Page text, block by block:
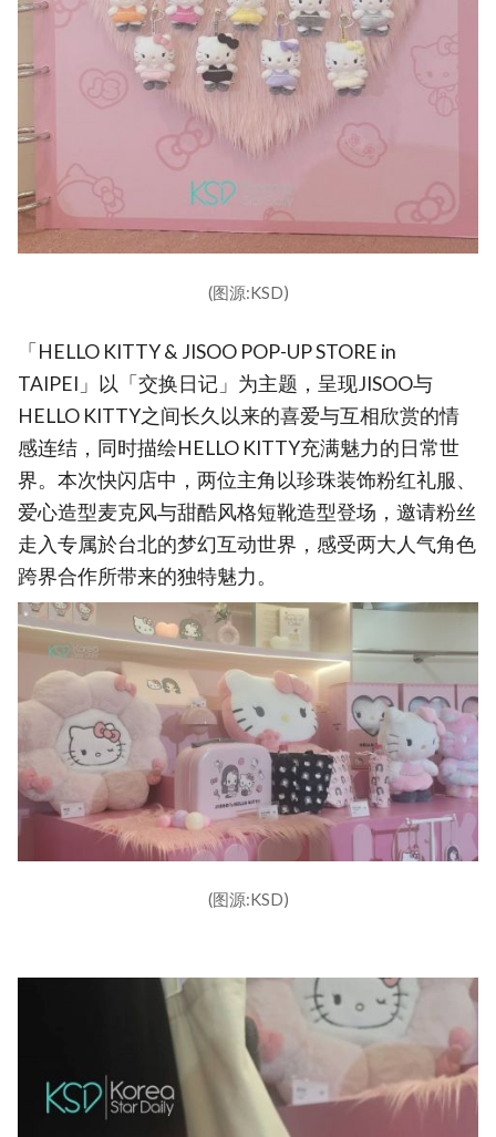
(图源:KSD)
「HELLO KITTY & JISOO POP-UP STORE in
TAIPEI」以「交换日记」为主题，呈现JISOO与
HELLO KITTY之间长久以来的喜爱与互相欣赏的情
感连结，同时描绘HELLO KITTY充满魅力的日常世
界。本次快闪店中，两位主角以珍珠装饰粉红礼服、
爱心造型麦克风与甜酷风格短靴造型登场，邀请粉丝
走入专属於台北的梦幻互动世界，感受两大人气角色
跨界合作所带来的独特魅力。
(图源:KSD)